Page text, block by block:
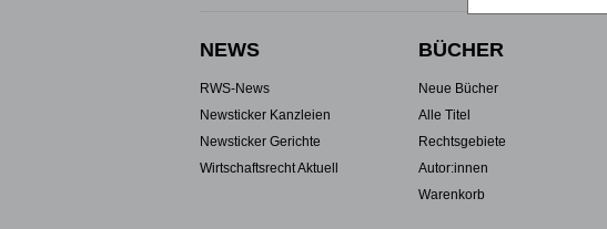
NEWS
RWS-News
Newsticker Kanzleien
Newsticker Gerichte
Wirtschaftsrecht Aktuell
BÜCHER
Neue Bücher
Alle Titel
Rechtsgebiete
Autor:innen
Warenkorb